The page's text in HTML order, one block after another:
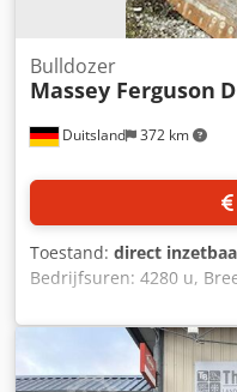
Duitsland 372 km
Bulldozer
Massey Ferguson
Toestand: direct
Bedrijfsuren: 4280 u,
Spoorbreedte: 1520
Onderstel lengte: 2080
Machinedimensies L/B/
mm, Gewicht: ca. 10000